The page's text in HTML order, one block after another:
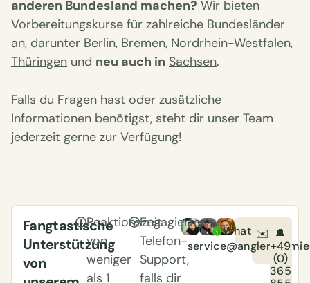
anderen Bundesland machen? Wir bieten
Vorbereitungskurse für zahlreiche Bundesländer
an, darunter Berlin, Bremen, Nordrhein-Westfalen,
Thüringen und neu auch in Sachsen.
Falls du Fragen hast oder zusätzliche
Informationen benötigst, steht dir unser Team
jederzeit gerne zur Verfügung!
Fangtastische
Unterstützung
von
Reaktionszeit
von
weniger
als 1
Engagierter
Telefon-
Support,
falls dir
WhatsApp
✉️ 🔔
+49
(0)
365